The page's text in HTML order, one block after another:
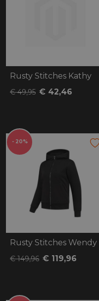
Rusty Stitches Kathy
€ 49,95 € 42,46
- 20%
Rusty Stitches Wendy
€ 149,96 € 119,96